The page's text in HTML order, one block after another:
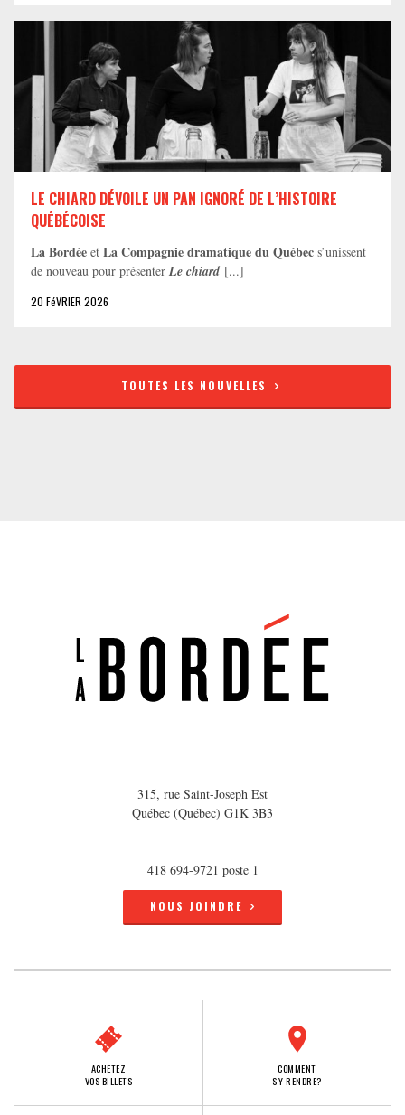
LE CHIARD DÉVOILE UN PAN IGNORÉ DE L’HISTOIRE
QUÉBÉCOISE
La Bordée et La Compagnie dramatique du Québec s’unissent
de nouveau pour présenter Le chiard [...]
20 FéVRIER 2026
TOUTES LES NOUVELLES
315, rue Saint-Joseph Est
Québec (Québec) G1K 3B3
418 694-9721 poste 1
NOUS JOINDRE
ACHETEZ
VOS BILLETS
COMMENT
S'Y RENDRE?